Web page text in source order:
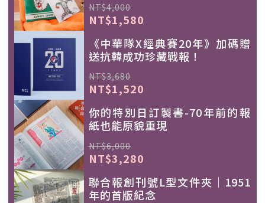
NT$4,000
NT$1,580
《中華隊X經典賽20年》加碼贈
送抗韓成功珍藏戰報！
NT$3,680
NT$1,520
你的特別日訂製書-70年前的報
紙也能原貌重現
NT$6,000
NT$3,280
聯合報創刊號L型文件夾｜1951
年的首版紀念